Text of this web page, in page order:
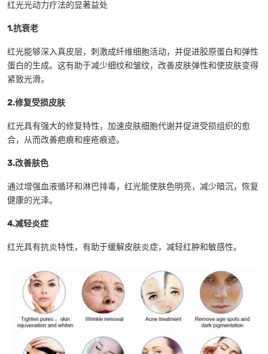
红光光动力疗法的显著益处
1.抗衰老
红光能够深入真皮层，刺激成纤维细胞活动，并促进胶原蛋白和弹性
蛋白的生成。这有助于减少细纹和皱纹，改善皮肤弹性和使皮肤变得
紧致光滑。
2.修复受损皮肤
红光具有强大的修复特性，加速皮肤细胞代谢并促进受损组织的愈
合，从而改善疤痕和痤疮痕迹。
3.改善肤色
通过增强血液循环和淋巴排毒，红光能使肤色明亮，减少暗沉，恢复
健康的光泽。
4.减轻炎症
红光具有抗炎特性，有助于缓解皮肤炎症，减轻红肿和敏感性。